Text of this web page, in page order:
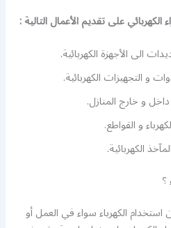
الكهربائي على تقديم الأعمال التالية :
الى الأجهزة الكهربائية.
و التجهيزات الكهربائية.
داخل و خارج المنازل.
و القواطع.
الكهربائية.
؟
استخدام الكهرباء سواء في العمل أو